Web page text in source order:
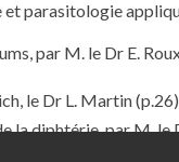
parasitologie
par M. le Dr E.
le Dr L. Martin(p.26)
la diphtérie, par M. le